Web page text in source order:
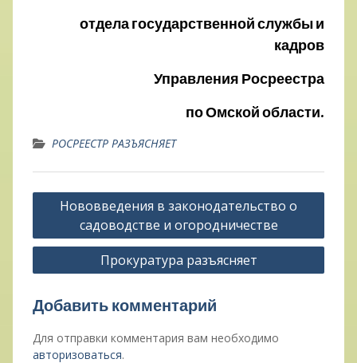
отдела государственной службы и
кадров
Управления Росреестра
по Омской области.
РОСРЕЕСТР РАЗЪЯСНЯЕТ
Навигация
записям
Нововведения в законодательство о
садоводстве и огородничестве
Прокуратура разъясняет
Добавить комментарий
Для отправки комментария вам необходимо
авторизоваться.